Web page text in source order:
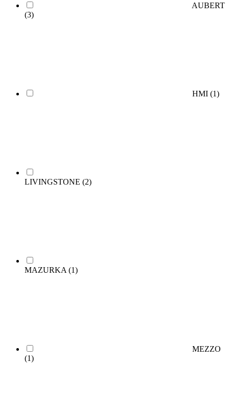
AUBERT
(3)
HMI (1)
LIVINGSTONE (2)
MAZURKA (1)
MEZZO
(1)